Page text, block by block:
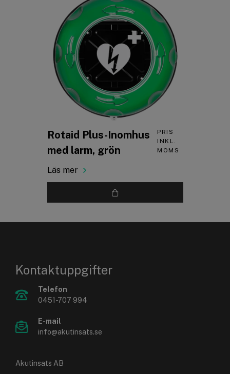
Rotaid Plus-Inomhus
med larm, grön
PRIS
INKL.
MOMS
Läs mer
Kontaktuppgifter
Telefon
0451-707 994
E-mail
info@akutinsats.se
Akutinsats AB